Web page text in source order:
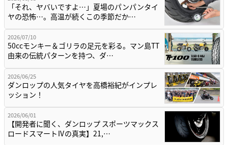
「それ、ヤバいですよ…」夏場のパンパンタイ
ヤの恐怖…。高温が続くこの季節だか…
2026/07/10
50ccモンキー＆ゴリラの足元を彩る。マン島TT
由来の伝統パターンを持つ、ダ…
2026/06/25
ダンロップの人気タイヤを高橋裕紀がインプレ
ッション！
2026/06/01
【開発者に聞く、ダンロップ スポーツマックス
ロードスマートⅣの真実】21,…